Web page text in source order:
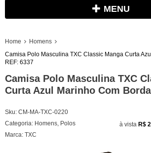
MENU
Home
Homens
Camisa Polo Masculina TXC Classic Manga Curta
REF: 6337
Camisa Polo Masculina TXC
Curta Azul Marinho Com
Sku: CM-MA-TXC-0220
Categoria: Homens Polos
Marca: TXC
à vista R$